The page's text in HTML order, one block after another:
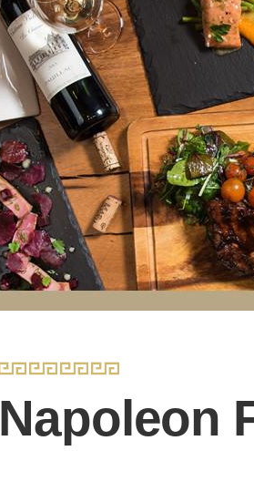
Napoleon